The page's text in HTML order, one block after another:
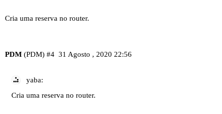
Cria uma reserva no router.
PDM (PDM) 31 Agosto , 2020 22:56
#4
yaba:
Cria uma reserva no router.